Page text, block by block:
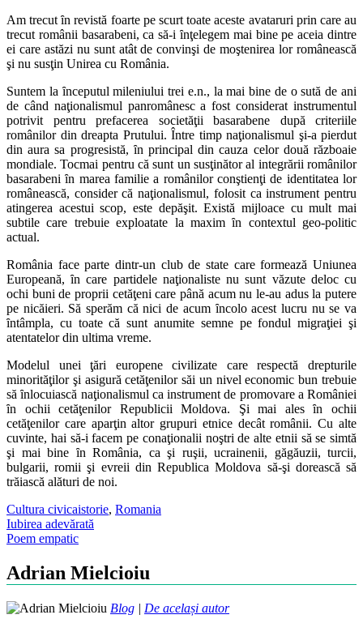
Am trecut ȋn revistă foarte pe scurt toate aceste avataruri prin care au
trecut românii basarabeni, ca să-i ȋnţelegem mai bine pe aceia dintre
ei care astăzi nu sunt atât de convinşi de moştenirea lor românească
şi nu susţin Unirea cu România.
Suntem la ȋnceputul mileniului trei e.n., la mai bine de o sută de ani
de când naţionalismul panromânesc a fost considerat instrumentul
potrivit pentru prefacerea societăţii basarabene după criteriile
românilor din dreapta Prutului. Între timp naţionalismul şi-a pierdut
din aura sa progresistă, ȋn principal din cauza celor două războaie
mondiale. Tocmai pentru că sunt un susţinător al integrării românilor
basarabeni ȋn marea familie a românilor conştienţi de identitatea lor
românească, consider că naţionalismul, folosit ca instrument pentru
atingerea acestui scop, este depăşit. Există mijloace cu mult mai
subtile care trebuie exploatate la maxim ȋn contextul geo-politic
actual.
România face parte dintr-un club de state care formează Uniunea
Europeană, ȋn care partidele naţionaliste nu sunt văzute deloc cu
ochi buni de proprii cetăţeni care până acum nu le-au adus la putere
pe nicăieri. Să sperăm că nici de acum ȋncolo acest lucru nu se va
ȋntâmpla, cu toate că sunt anumite semne pe fondul migraţiei şi
atentatelor din ultima vreme.
Modelul unei ţări europene civilizate care respectă drepturile
minorităţilor şi asigură cetăţenilor săi un nivel economic bun trebuie
să ȋnlocuiască naţionalismul ca instrument de promovare a României
ȋn ochii cetăţenilor Republicii Moldova. Şi mai ales ȋn ochii
cetăţenilor care aparţin altor grupuri etnice decât românii. Cu alte
cuvinte, hai să-i facem pe conaţionalii noştri de alte etnii să se simtă
şi mai bine ȋn România, ca şi ruşii, ucrainenii, găgăuzii, turcii,
bulgarii, romii şi evreii din Republica Moldova să-şi dorească să
trăiască alături de noi.
Cultura civicaistorie, Romania
Post
navigation
Iubirea adevărată
Poem empatic
Adrian Mielcioiu
Blog | De același autor